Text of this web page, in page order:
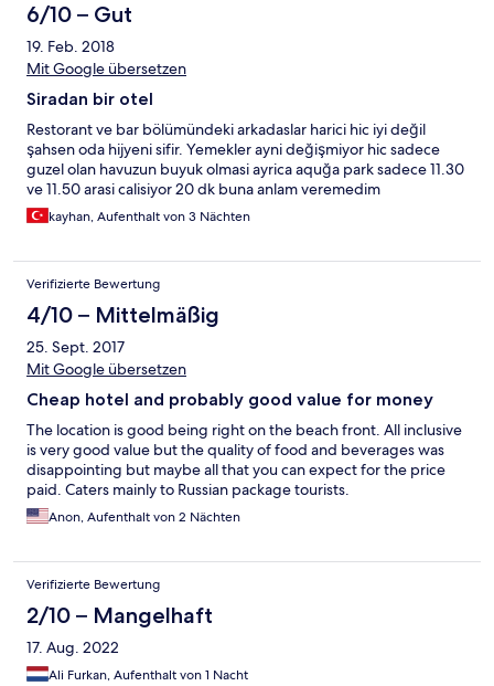
6/10 – Gut
19. Feb. 2018
Mit Google übersetzen
Siradan bir otel
Restorant ve bar bölümündeki arkadaslar harici hic iyi değil
şahsen oda hijyeni sifir. Yemekler ayni değişmiyor hic sadece
guzel olan havuzun buyuk olmasi ayrica aquğa park sadece 11.30
ve 11.50 arasi calisiyor 20 dk buna anlam veremedim
kayhan, Aufenthalt von 3 Nächten
Verifizierte Bewertung
4/10 – Mittelmäßig
25. Sept. 2017
Mit Google übersetzen
Cheap hotel and probably good value for money
The location is good being right on the beach front. All inclusive
is very good value but the quality of food and beverages was
disappointing but maybe all that you can expect for the price
paid. Caters mainly to Russian package tourists.
Anon, Aufenthalt von 2 Nächten
Verifizierte Bewertung
2/10 – Mangelhaft
17. Aug. 2022
Ali Furkan, Aufenthalt von 1 Nacht